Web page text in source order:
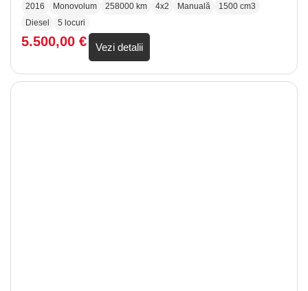
2016 Monovolum 258000 km 4x2 Manuală
1500 cm3
Diesel
5 locuri
5.500,00 € Vezi detalii